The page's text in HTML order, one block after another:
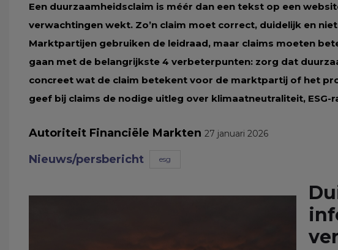
Een duurzaamheidsclaim is méér dan een tekst op een
verwachtingen wekt. Zo’n claim moet correct, duidelijk en
Marktpartijen gebruiken de leidraad, maar claims moeten
gaan met de belangrijkste 4 verbeterpunten: zorg dat
concreet wat de claim betekent voor de marktpartij of het
geef bij claims de nodige uitleg over klimaatneutraliteit, ESG-
Autoriteit Financiële Markten 27 januari 2026
Nieuws/persbericht esg